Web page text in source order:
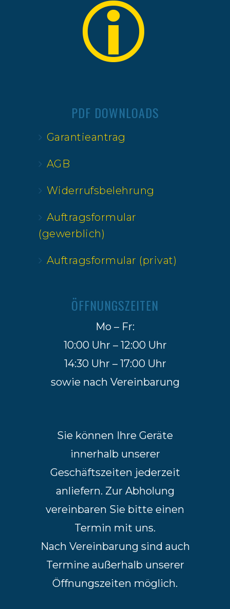
PDF DOWNLOADS
Garantieantrag
AGB
Widerrufsbelehrung
Auftragsformular
(gewerblich)
Auftragsformular (privat)
ÖFFNUNGSZEITEN
Mo – Fr:
10:00 Uhr – 12:00 Uhr
14:30 Uhr – 17:00 Uhr
sowie nach Vereinbarung
Sie können Ihre Geräte
innerhalb unserer
Geschäftszeiten jederzeit
anliefern. Zur Abholung
vereinbaren Sie bitte einen
Termin mit uns.
Nach Vereinbarung sind auch
Termine außerhalb unserer
Öffnungszeiten möglich.